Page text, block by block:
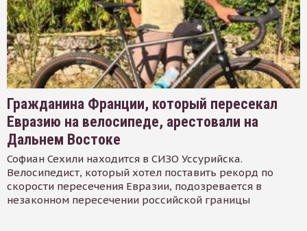
Гражданина Франции, который пересекал
Евразию на велосипеде, арестовали на
Дальнем Востоке
Софиан Сехили находится в СИЗО Уссурийска.
Велосипедист, который хотел поставить рекорд по
скорости пересечения Евразии, подозревается в
незаконном пересечении российской границы